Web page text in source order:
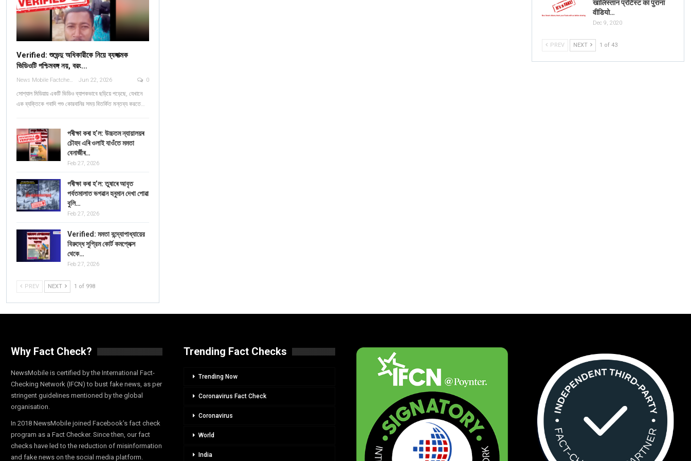
खालिस्तान प्रोटेस्ट का पुराना
वीडियो…
Dec 9, 2020
PREV NEXT 1 of 43
Verified: শুভেন্দু অধিকারীকে নিয়ে ব্যঙ্গাত্মক
ভিডিওটি পশ্চিমবঙ্গ নয়, বরং…
News Mobile Factcheck Bureau Jun 22, 2026 0
সোশ্যাল মিডিয়ায় একটি ভিডিও ব্যাপকভাবে ছড়িয়ে পড়েছে, যেখানে
এক ব্যক্তিকে গবাদি পশু কোরবানির সময় বিতর্কিত মন্তব্য করতে…
পৰীক্ষা কৰা হ’ল: উচ্চতম ন্যায়ালয়ৰ
চৌহদ এৰি ওলাই যাওঁতে মমতা
বেনাৰ্জীৰ…
Feb 27, 2026
পৰীক্ষা কৰা হ’ল: তুষাৰে আবৃত
পৰ্বতমালাত ভগৱান হনুমান দেখা পোৱা
বুলি…
Feb 27, 2026
Verified: মমতা বন্দ্যোপাধ্যায়ের
বিরুদ্ধে সুপ্রিম কোর্ট কমপ্লেক্স
থেকে…
Feb 27, 2026
PREV NEXT 1 of 998
Why Fact Check?
NewsMobile is certified by the International Fact-
Checking Network (IFCN) to bust fake news, as per
stringent guidelines mentioned by the global
organisation.
In 2018 NewsMobile joined Facebook’s fact check
program as a Fact Checker. Since then, our fact
checks have led to the reduction of misinformation
and fake news on the social media platform.
Trending Fact Checks
Trending Now
Coronavirus Fact Check
Coronavirus
World
India